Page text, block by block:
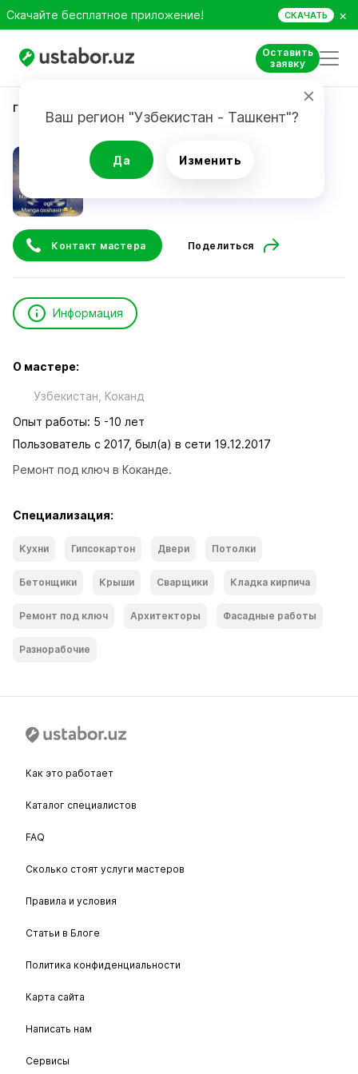
Скачайте бесплатное приложение! СКАЧАТЬ ×
Оставить
заявку
Ваш регион "Узбекистан - Ташкент"?
Да Изменить
Главная
Abdurahimov I.
Контакт мастера Поделиться
Информация
О мастере:
Узбекистан, Коканд
Опыт работы: 5 -10 лет
Пользователь с 2017, был(а) в сети 19.12.2017
Ремонт под ключ в Коканде.
Специализация:
Кухни Гипсокартон Двери Потолки
Бетонщики Крыши Сварщики Кладка кирпича
Ремонт под ключ Архитекторы Фасадные работы
Разнорабочие
Как это работает
Каталог специалистов
FAQ
Сколько стоят услуги мастеров
Правила и условия
Статьи в Блоге
Политика конфиденциальности
Карта сайта
Написать нам
Сервисы